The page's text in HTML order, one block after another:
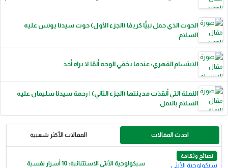
الحوت الذي حمل نبيًّا كريمًا (الجزء الأول) حوت سيدنا يونس عليه
السلام
الابتسام القهري: عندما يخفي الوجه ألمًا لا يراه أحد
النملة التي أنقذت مدينتها (الجزء الثاني) | رحمة سيدنا سليمان عليه
السلام بالنمل
احدث المقالات المقالات الأكثر شعبية
نصائح وثقافة
سيكولوجية الأنثى الاستثنائية: 10 أسرار نفسية